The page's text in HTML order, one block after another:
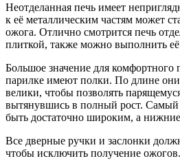
Неотделанная печь имеет
к её металлическим частям может
ожога. Отлично смотрится печь
плиткой, также можно выполнить
Большое значение для комфортного
парилке имеют полки. По длине
велики, чтобы позволять
вытянувшись в полный рост.
быть достаточно широким, а
Все дверные ручки и заслонки
чтобы исключить получение ожогов.